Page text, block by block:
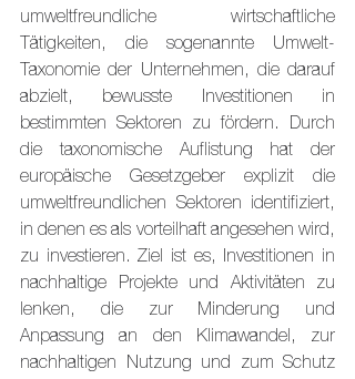
umweltfreundliche wirtschaftliche
Tätigkeiten, die sogenannte Umwelt-
Taxonomie der Unternehmen, die darauf
abzielt, bewusste Investitionen in
bestimmten Sektoren zu fördern. Durch
die taxonomische Auflistung hat der
europäische Gesetzgeber explizit die
umweltfreundlichen Sektoren identifiziert,
in denen es als vorteilhaft angesehen wird,
zu investieren. Ziel ist es, Investitionen in
nachhaltige Projekte und Aktivitäten zu
lenken, die zur Minderung und
Anpassung an den Klimawandel, zur
nachhaltigen Nutzung und zum Schutz